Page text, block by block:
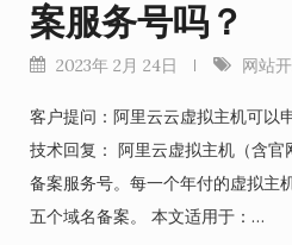
案服务号吗？
2023年 2月 24日 网站
客户提问：阿里云云虚拟主机可以
技术回复： 阿里云虚拟主机（含
备案服务号。每一个年付的虚拟主
五个域名备案。 本文适用于：…